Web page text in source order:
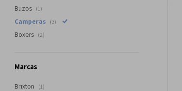
Buzos (1)
Camperas (3)
Boxers (2)
Marcas
Brixton (1)